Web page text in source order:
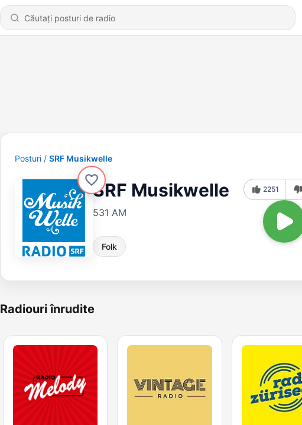
Posturi SRF Musikwelle
SRF Musikwelle
531 AM
Folk
2251
Radiouri înrudite